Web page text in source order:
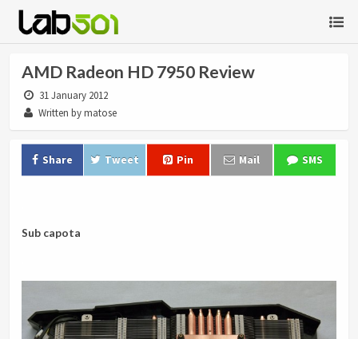
AMD Radeon HD 7950 Review
31 January 2012
Written by matose
Share Tweet Pin Mail SMS
Sub capota